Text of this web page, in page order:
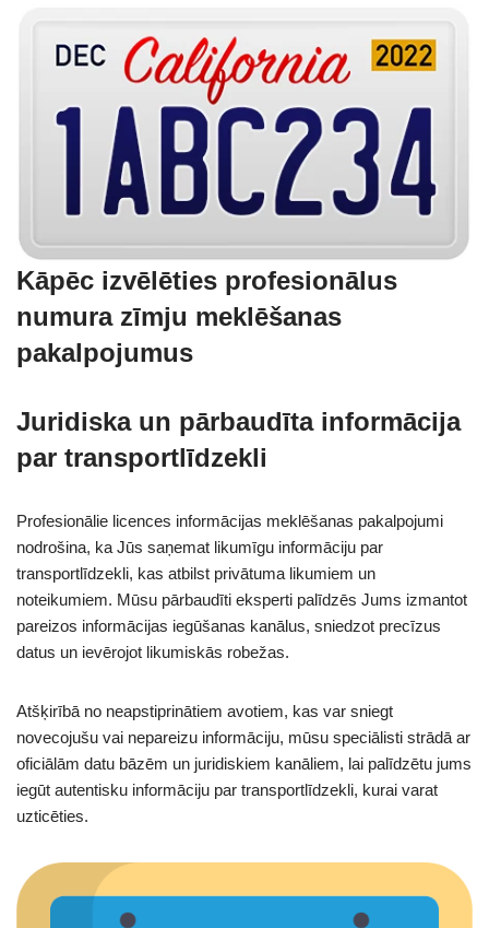
Kāpēc izvēlēties profesionālus
numura zīmju meklēšanas
pakalpojumus
Juridiska un pārbaudīta informācija
par transportlīdzekli
Profesionālie licences informācijas meklēšanas pakalpojumi
nodrošina, ka Jūs saņemat likumīgu informāciju par
transportlīdzekli, kas atbilst privātuma likumiem un
noteikumiem. Mūsu pārbaudīti eksperti palīdzēs Jums izmantot
pareizos informācijas iegūšanas kanālus, sniedzot precīzus
datus un ievērojot likumiskās robežas.
Atšķirībā no neapstiprinātiem avotiem, kas var sniegt
novecojušu vai nepareizu informāciju, mūsu speciālisti strādā ar
oficiālām datu bāzēm un juridiskiem kanāliem, lai palīdzētu jums
iegūt autentisku informāciju par transportlīdzekli, kurai varat
uzticēties.